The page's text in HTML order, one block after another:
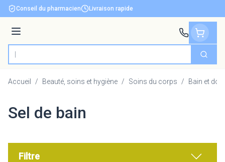
Aller au contenu
Conseil du pharmacien Livraison rapide
Menu
Rechercher
Accueil / Beauté, soins et hygiène / Soins du corps / Bain et
Sel de bain
Filtre